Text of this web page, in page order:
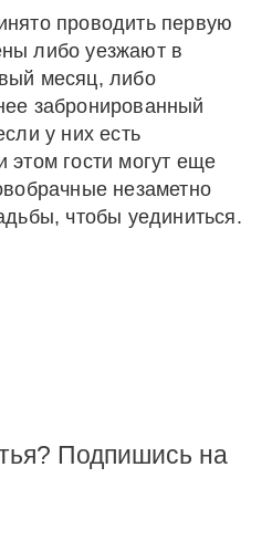
проводить первую
либо уезжают в
месяц, либо
забронированный
у них есть
гости могут еще
незаметно
чтобы уединиться.
Подпишись на